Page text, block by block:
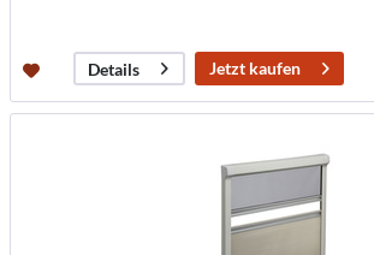
Details Jetzt kaufen